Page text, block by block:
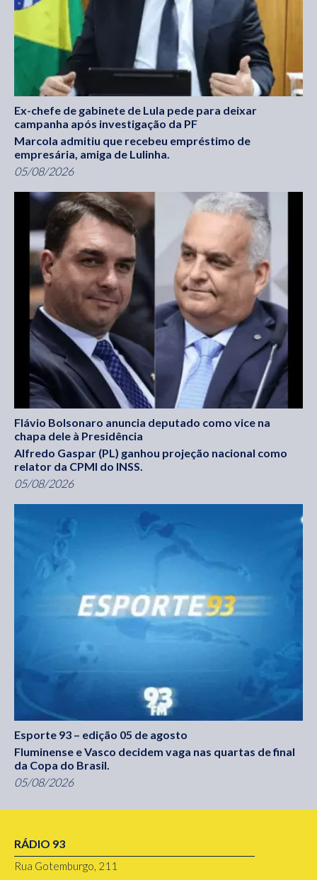
Ex-chefe de gabinete de Lula pede para deixar
campanha após investigação da PF
Marcola admitiu que recebeu empréstimo de
empresária, amiga de Lulinha.
05/08/2026
Flávio Bolsonaro anuncia deputado como vice na
chapa dele à Presidência
Alfredo Gaspar (PL) ganhou projeção nacional como
relator da CPMI do INSS.
05/08/2026
Esporte 93 – edição 05 de agosto
Fluminense e Vasco decidem vaga nas quartas de final
da Copa do Brasil.
05/08/2026
RÁDIO 93
Rua Gotemburgo, 211